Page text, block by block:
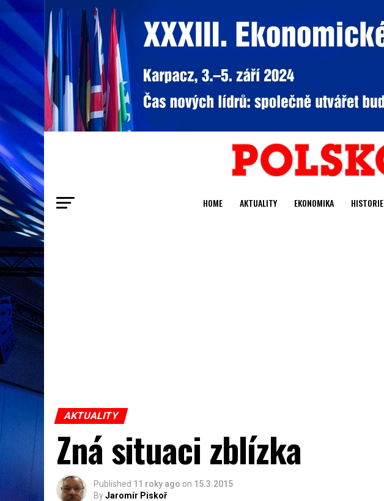
HOME AKTUALITY EKONOMIKA HISTORIE
AKTUALITY
Zná situaci zblízka
Published 11 roky ago on 15.3.2015
ByJaromír Piskoř